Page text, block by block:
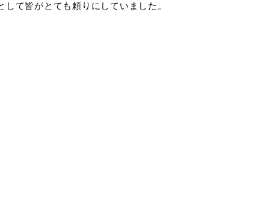
て皆がとても頼りにしていました。